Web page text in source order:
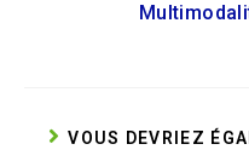
VOUS DEVRIEZ